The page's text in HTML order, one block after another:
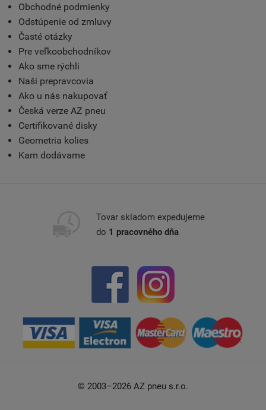
Obchodné podmienky
Odstúpenie od zmluvy
Časté otázky
Pre veľkoobchodníkov
Ako sme rýchli
Naši prepravcovia
Ako u nás nakupovať
Česká verze AZ pneu
Certifikované disky
Geometria kolies
Kam dodávame
Tovar skladom expedujeme
do 1 pracovného dňa
© 2003–2026 AZ pneu s.r.o.